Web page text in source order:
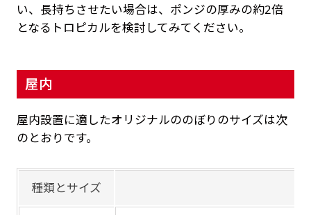
い、長持ちさせたい場合は、ポンジの厚みの約2倍
となるトロピカルを検討してみてください。
屋内
屋内設置に適したオリジナルののぼりのサイズは次
のとおりです。
種類とサイズ